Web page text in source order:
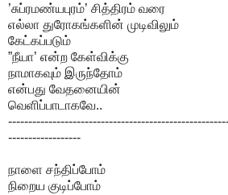
’சுப்ரமண்யபுரம்’ சித்திரம் வரை
எல்லா துரோகங்களின் முடிவிலும்
கேட்கப்படும்
”நீயா’ என்ற கேள்விக்கு
நாமாகவும் இருந்தோம்
என்பது வேதனையின்
வெளிப்பாடாகவே..
------------------
நாளை சந்திப்போம்
நிறைய குடிப்போம்